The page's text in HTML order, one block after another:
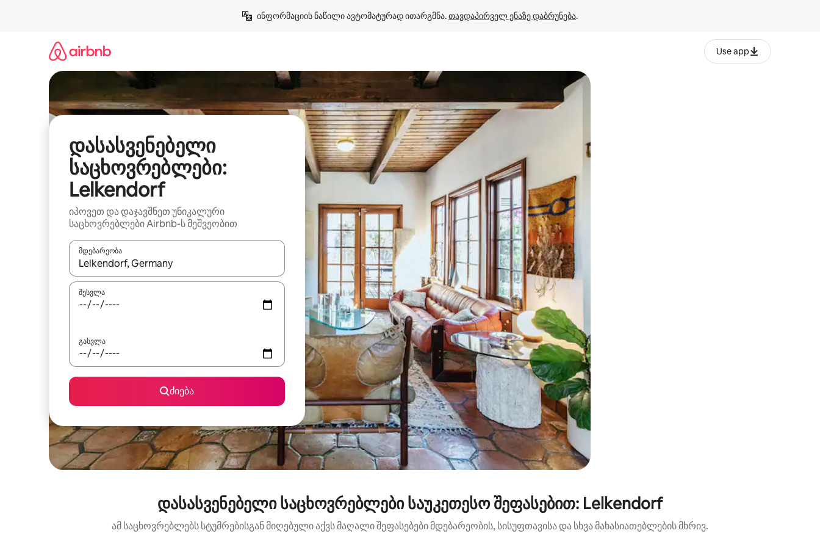
ინფორმაციის ნაწილი ავტომატურად ითარგმნა. თავდაპირველ ენაზე დაბრუნება.
Use app
დასასვენებელი
საცხოვრებლები:
Lelkendorf
იპოვეთ და დაჯავშნეთ უნიკალური
საცხოვრებლები Airbnb-ს მეშვეობით
მდებარეობა
როცა შედეგები ხელმისაწვდომი გახდება, ნავიგაციისთვის გამოიყენეთ კლავიშები ზემოთ/ქვემოთ მიმართული ისრებით ან შეხებისა თუ თითის გასმის ჟესტები.
შესვლა
გასვლა
ძიება
დასასვენებელი საცხოვრებლები საუკეთესო შეფასებით: Lelkendorf
ამ საცხოვრებლებს სტუმრებისგან მიღებული აქვს მაღალი შეფასებები მდებარეობის, სისუფთავისა და სხვა მახასიათებლების მხრივ.